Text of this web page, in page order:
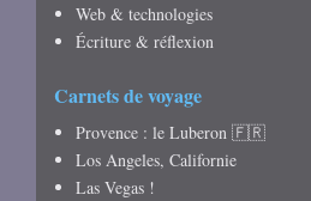
Web & technologies
Écriture & réflexion
Carnets de voyage
Provence : le Luberon 🇫🇷
Los Angeles, Californie
Las Vegas !